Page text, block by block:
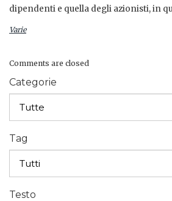
dipendenti e quella degli azionisti, in
Varie
Comments are closed
Categorie
Tag
Testo